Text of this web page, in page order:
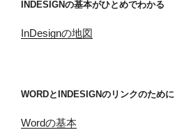
INDESIGNの基本がひとめでわかる
InDesignの地図
WORDとINDESIGNのリンクのために
Wordの基本